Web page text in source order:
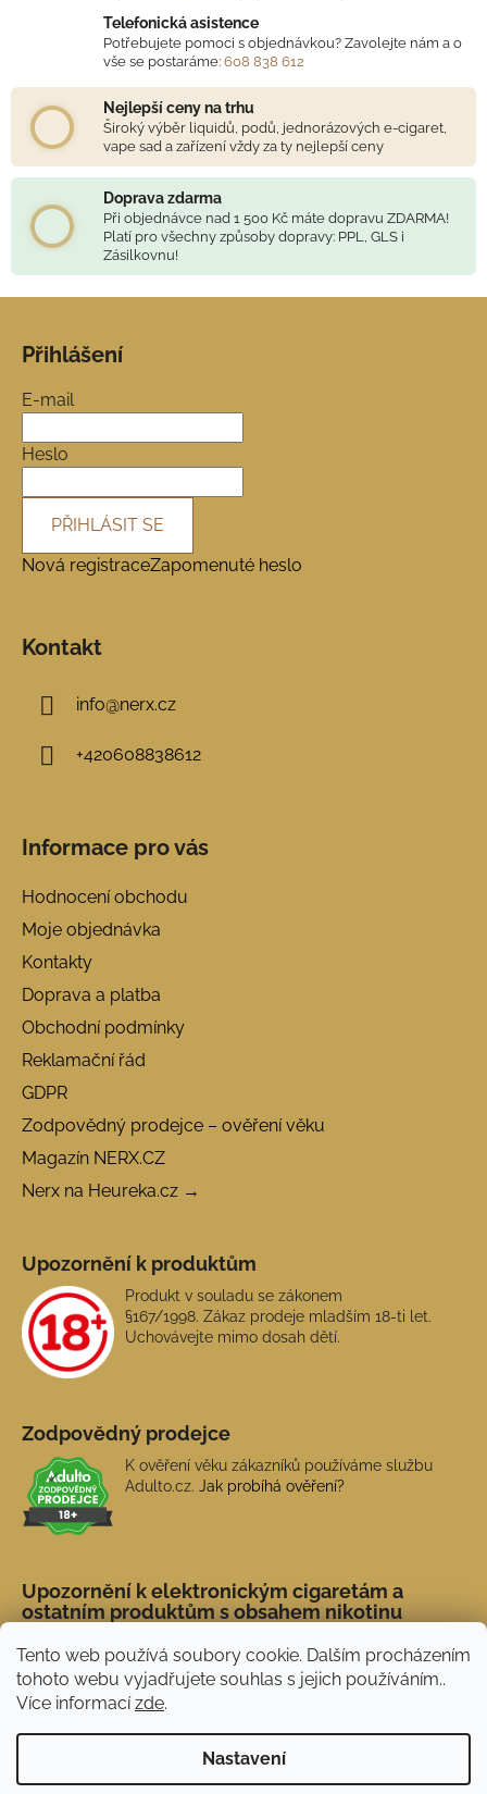
Tento web používá soubory cookie. Dalším procházením
tohoto webu vyjadřujete souhlas s jejich používáním..
Více informacízde.
Nastavení
v
k
y
v
ý
p
i
u
Telefonická asistence
Potřebujete pomoci s objednávkou? Zavolejte nám a o
vše se postaráme: 608 838 612
Nejlepší ceny na trhu
Široký výběr liquidů, podů, jednorázových e-cigaret,
vape sad a zařízení vždy za ty nejlepší ceny
Doprava zdarma
Při objednávce nad 1 500 Kč máte dopravu ZDARMA!
Platí pro všechny způsoby dopravy: PPL, GLS i
Zásilkovnu!
Přihlášení
E-mail
Heslo
PŘIHLÁSIT SE
Nová registraceZapomenuté heslo
Kontakt
info@nerx.cz
+420608838612
Informace pro vás
Hodnocení obchodu
Moje objednávka
Kontakty
Doprava a platba
Obchodní podmínky
Reklamační řád
GDPR
Zodpovědný prodejce – ověření věku
Magazín NERX.CZ
Nerx na Heureka.cz →
Upozornění k produktům
Produkt v souladu se zákonem
§167/1998. Zákaz prodeje mladším 18-ti let.
Uchovávejte mimo dosah dětí.
Zodpovědný prodejce
K ověření věku zákazníků používáme službu
Adulto.cz. Jak probíhá ověření?
Upozornění k elektronickým cigaretám a
ostatním produktům s obsahem nikotinu